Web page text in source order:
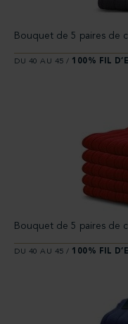
Bouquet de 5 paires de
DU 40 AU 45 / 100% FIL
Bouquet de 5 paires de
DU 40 AU 45 / 100% FIL